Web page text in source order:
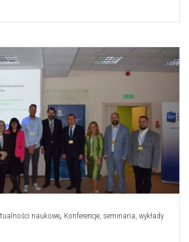
naukowe, Konferencje, seminaria, wykłady